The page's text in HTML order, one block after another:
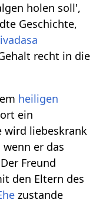
holen soll',
Geschichte,
recht in die
heiligen
ein
wird liebeskrank
er das
Freund
den Eltern des
zustande